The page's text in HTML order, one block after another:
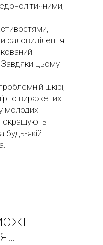
саловиділення
цьому
шкірі,
виражених
молодих
будь-якій